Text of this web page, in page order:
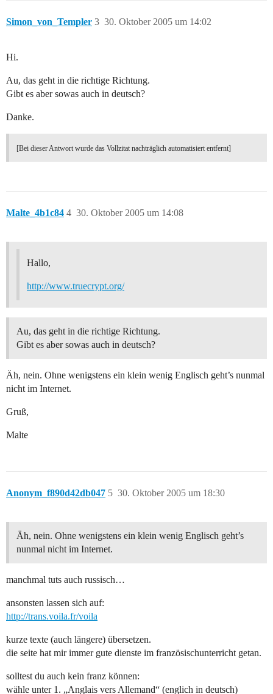
Simon_von_Templer 30. Oktober 2005 um 14:02
3
Hi.
Au, das geht in die richtige Richtung.
Gibt es aber sowas auch in deutsch?
Danke.
[Bei dieser Antwort wurde das Vollzitat nachträglich automatisiert entfernt]
Malte_4b1c84 30. Oktober 2005 um 14:08
4
Hallo,
http://www.truecrypt.org/
Au, das geht in die richtige Richtung.
Gibt es aber sowas auch in deutsch?
Äh, nein. Ohne wenigstens ein klein wenig Englisch geht’s nunmal
nicht im Internet.
Gruß,
Malte
Anonym_f890d42db047 30. Oktober 2005 um 18:30
5
Äh, nein. Ohne wenigstens ein klein wenig Englisch geht’s
nunmal nicht im Internet.
manchmal tuts auch russisch…
ansonsten lassen sich auf:
http://trans.voila.fr/voila
kurze texte (auch längere) übersetzen.
die seite hat mir immer gute dienste im französischunterricht getan.
solltest du auch kein franz können:
wähle unter 1. „Anglais vers Allemand“ (englich in deutsch)